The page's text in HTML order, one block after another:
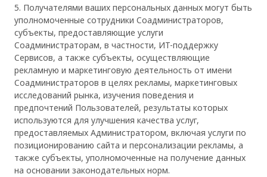
5. Получателями ваших персональных данных могут быть
уполномоченные сотрудники Соадминистраторов,
субъекты, предоставляющие услуги
Соадминистраторам, в частности, ИТ-поддержку
Сервисов, а также субъекты, осуществляющие
рекламную и маркетинговую деятельность от имени
Соадминистраторов в целях рекламы, маркетинговых
исследований рынка, изучения поведения и
предпочтений Пользователей, результаты которых
используются для улучшения качества услуг,
предоставляемых Администратором, включая услуги по
позиционированию сайта и персонализации рекламы, а
также субъекты, уполномоченные на получение данных
на основании законодательных норм.